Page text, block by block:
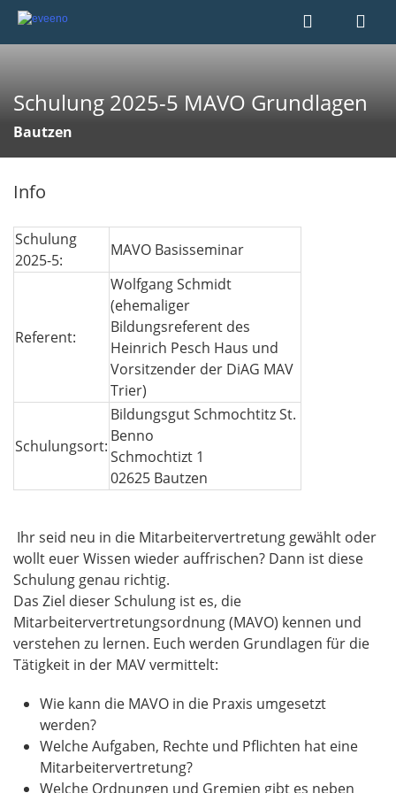
Schulung 2025-5 MAVO Grundlagen
Bautzen
Info
Schulung
2025-5:
MAVO Basisseminar
Referent:
Wolfgang Schmidt
(ehemaliger
Bildungsreferent des
Heinrich Pesch Haus und
Vorsitzender der DiAG MAV
Trier)
Schulungsort:
Bildungsgut Schmochtitz St.
Benno
Schmochtizt 1
02625 Bautzen
Ihr seid neu in die Mitarbeitervertretung gewählt oder
wollt euer Wissen wieder auffrischen? Dann ist diese
Schulung genau richtig.
Das Ziel dieser Schulung ist es, die
Mitarbeitervertretungsordnung (MAVO) kennen und
verstehen zu lernen. Euch werden Grundlagen für die
Tätigkeit in der MAV vermittelt:
Wie kann die MAVO in die Praxis umgesetzt
werden?
Welche Aufgaben, Rechte und Pflichten hat eine
Mitarbeitervertretung?
Welche Ordnungen und Gremien gibt es neben